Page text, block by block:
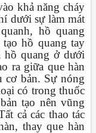
khả năng cháy
dưới sự làm mát
hồ quang
hồ quang tay
hồ quang ở dưới
ra giữa que hàn
cơ bản. Sự nóng
có trong thuốc
tạo nên vũng
cả các thao tác
thay que hàn